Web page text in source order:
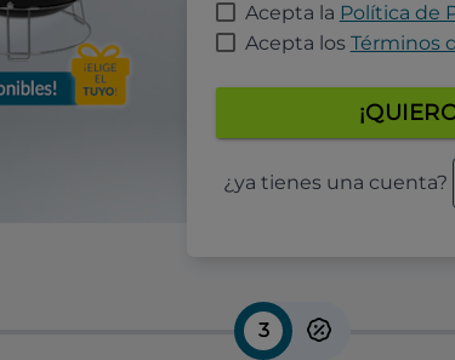
Acepta la Política de
Acepta los Términos
¿ya tienes una cuenta?
3